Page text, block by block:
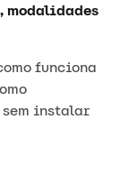
modalidades
funciona
sem instalar